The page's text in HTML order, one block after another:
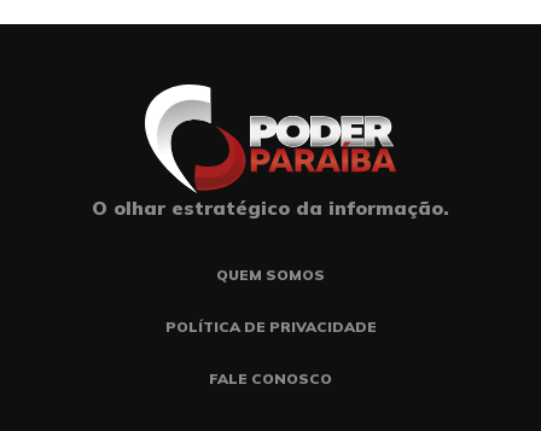
O olhar estratégico da informação.
QUEM SOMOS
POLÍTICA DE PRIVACIDADE
FALE CONOSCO